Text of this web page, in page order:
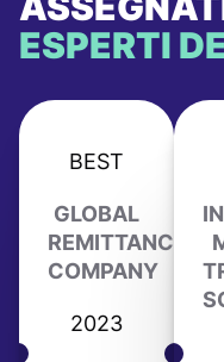
ESPERTI
BEST
GLOBAL
REMITTANCE
COMPANY
2023